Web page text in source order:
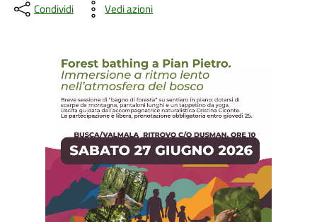
Condividi Vedi azioni